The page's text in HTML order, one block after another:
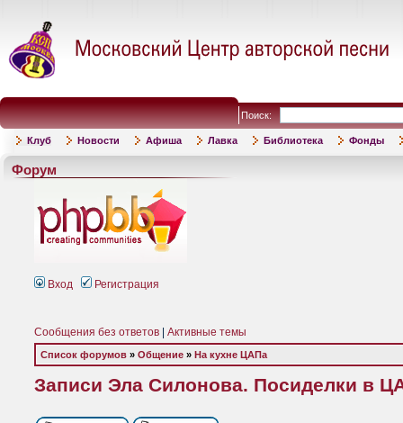
Поиск:
Клуб Новости Афиша Лавка Библиотека Фонды
Форум
Вход Регистрация
Сообщения без ответов Активные темы
Список форумов » Общение » На кухне ЦАПа
Записи Эла Силонова. Посиделки в